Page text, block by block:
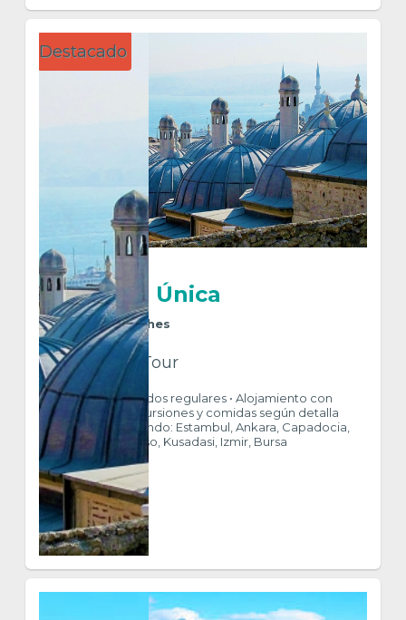
Destacado
Turquía Única
9Días8Noches
Trf + Htl + Tour
INCLUYE • Traslados regulares • Alojamiento con
Desayuno • Excursiones y comidas según detalla
itinerario • Visitando: Estambul, Ankara, Capadocia,
Pamukkale, Éfeso, Kusadasi, Izmir, Bursa
$ 960
VER MÁS